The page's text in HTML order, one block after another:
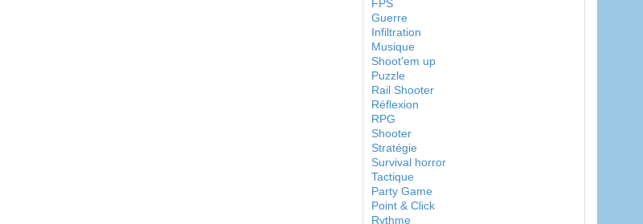
FPS
Guerre
Infiltration
Musique
Shoot'em up
Puzzle
Rail Shooter
Réflexion
RPG
Shooter
Stratégie
Survival horror
Tactique
Party Game
Point & Click
Rythme